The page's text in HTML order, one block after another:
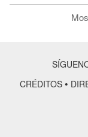
CRÉDITOS •